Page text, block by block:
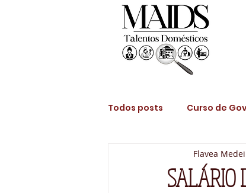
Todos posts Curso de
Recolocação
SALÁRIO
Flavea